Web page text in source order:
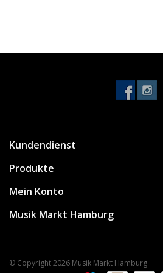
Kundendienst
Produkte
Mein Konto
Musik Markt Hamburg
© Copyright 2026 Musik Markt Hamburg